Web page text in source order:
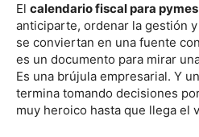
El calendario fiscal para pymes
anticiparte, ordenar la gestión
se conviertan en una fuente
es un documento para mirar
Es una brújula empresarial. Y
termina tomando decisiones
muy heroico hasta que llega el